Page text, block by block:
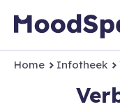
Kruimelpad
Home Infotheek